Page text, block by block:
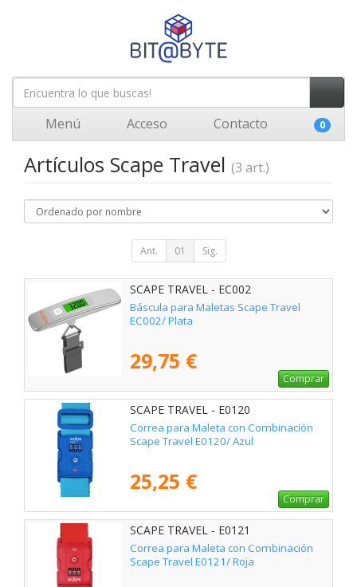
Menú Acceso Contacto 0
Artículos Scape Travel (3 art.)
Ant. 01 Sig.
SCAPE TRAVEL - EC002
Báscula para Maletas Scape Travel
EC002/ Plata
29,75 €
Comprar
SCAPE TRAVEL - E0120
Correa para Maleta con Combinación
Scape Travel E0120/ Azul
25,25 €
Comprar
SCAPE TRAVEL - E0121
Correa para Maleta con Combinación
Scape Travel E0121/ Roja